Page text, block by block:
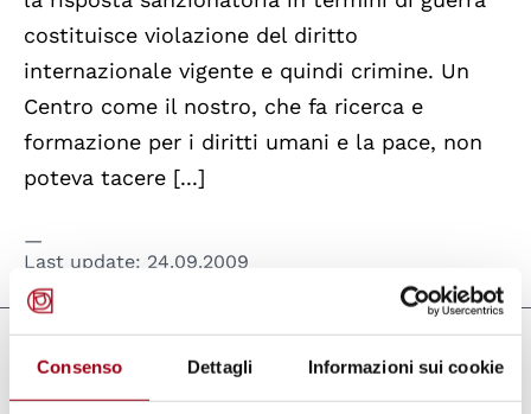
Consenso Dettagli Informazioni sui cookie
costituisce violazione del diritto
internazionale vigente e quindi crimine. Un
Centro come il nostro, che fa ricerca e
formazione per i diritti umani e la pace, non
poteva tacere [...]
Last update: 24.09.2009
Documents